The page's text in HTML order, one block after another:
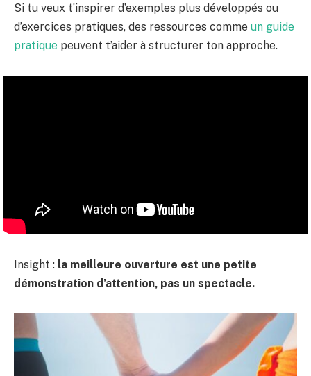
Si tu veux t’inspirer d’exemples plus développés ou
d’exercices pratiques, des ressources comme un guide
pratique peuvent t’aider à structurer ton approche.
Insight : la meilleure ouverture est une petite
démonstration d’attention, pas un spectacle.